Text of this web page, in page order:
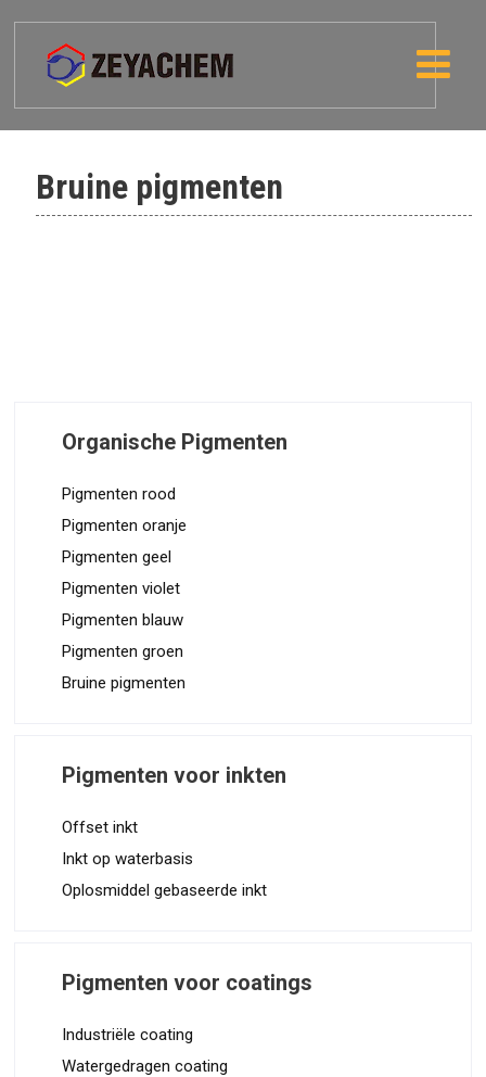
Bruine pigmenten
Organische Pigmenten
Pigmenten rood
Pigmenten oranje
Pigmenten geel
Pigmenten violet
Pigmenten blauw
Pigmenten groen
Bruine pigmenten
Pigmenten voor inkten
Offset inkt
Inkt op waterbasis
Oplosmiddel gebaseerde inkt
Pigmenten voor coatings
Industriële coating
Watergedragen coating